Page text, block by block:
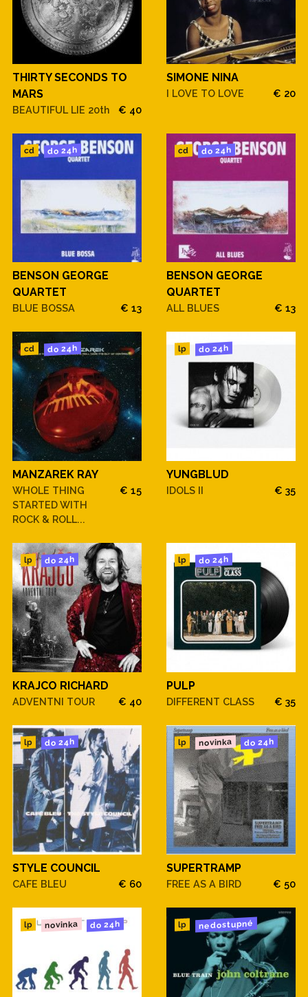
THIRTY SECONDS TO
MARS
BEAUTIFUL LIE 20th € 40
SIMONE NINA
I LOVE TO LOVE € 20
cd do 24h
BENSON GEORGE
QUARTET
BLUE BOSSA € 13
cd do 24h
BENSON GEORGE
QUARTET
ALL BLUES € 13
cd do 24h
MANZAREK RAY
WHOLE THING
STARTED WITH
ROCK & ROLL...
€ 15
lp do 24h
YUNGBLUD
IDOLS II € 35
lp do 24h
KRAJCO RICHARD
ADVENTNI TOUR € 40
lp do 24h
PULP
DIFFERENT CLASS € 35
lp do 24h
STYLE COUNCIL
CAFE BLEU € 60
lp novinka do 24h
SUPERTRAMP
FREE AS A BIRD € 50
lp novinka do 24h lp nedostupné